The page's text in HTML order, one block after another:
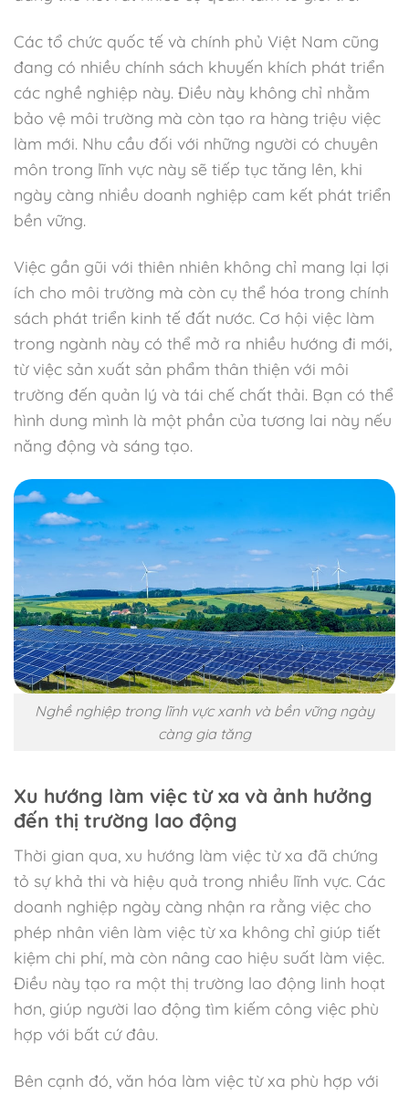
Các tổ chức quốc tế và chính phủ Việt Nam cũng
đang có nhiều chính sách khuyến khích phát triển
các nghề nghiệp này. Điều này không chỉ nhằm
bảo vệ môi trường mà còn tạo ra hàng triệu việc
làm mới. Nhu cầu đối với những người có chuyên
môn trong lĩnh vực này sẽ tiếp tục tăng lên, khi
ngày càng nhiều doanh nghiệp cam kết phát triển
bền vững.
Việc gần gũi với thiên nhiên không chỉ mang lại lợi
ích cho môi trường mà còn cụ thể hóa trong chính
sách phát triển kinh tế đất nước. Cơ hội việc làm
trong ngành này có thể mở ra nhiều hướng đi mới,
từ việc sản xuất sản phẩm thân thiện với môi
trường đến quản lý và tái chế chất thải. Bạn có thể
hình dung mình là một phần của tương lai này nếu
năng động và sáng tạo.
Nghề nghiệp trong lĩnh vực xanh và bền vững ngày
càng gia tăng
Xu hướng làm việc từ xa và ảnh hưởng
đến thị trường lao động
Thời gian qua, xu hướng làm việc từ xa đã chứng
tỏ sự khả thi và hiệu quả trong nhiều lĩnh vực. Các
doanh nghiệp ngày càng nhận ra rằng việc cho
phép nhân viên làm việc từ xa không chỉ giúp tiết
kiệm chi phí, mà còn nâng cao hiệu suất làm việc.
Điều này tạo ra một thị trường lao động linh hoạt
hơn, giúp người lao động tìm kiếm công việc phù
hợp với bất cứ đâu.
Bên cạnh đó, văn hóa làm việc từ xa phù hợp với